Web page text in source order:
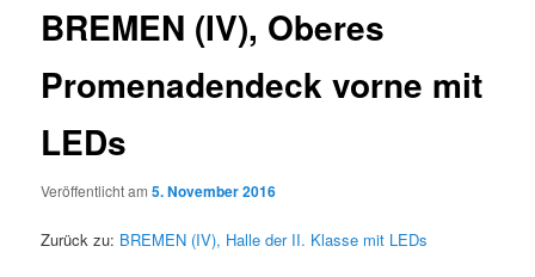
BREMEN (IV), Oberes
Promenadendeck vorne mit
LEDs
Veröffentlicht am5. November 2016
Zurück zu: BREMEN (IV), Halle der II. Klasse mit LEDs